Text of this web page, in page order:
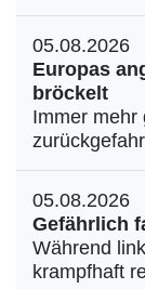
05.08.2026
Europas
bröckelt
Immer mehr
05.08.2026
Gefährlich
Während
krampfhaft